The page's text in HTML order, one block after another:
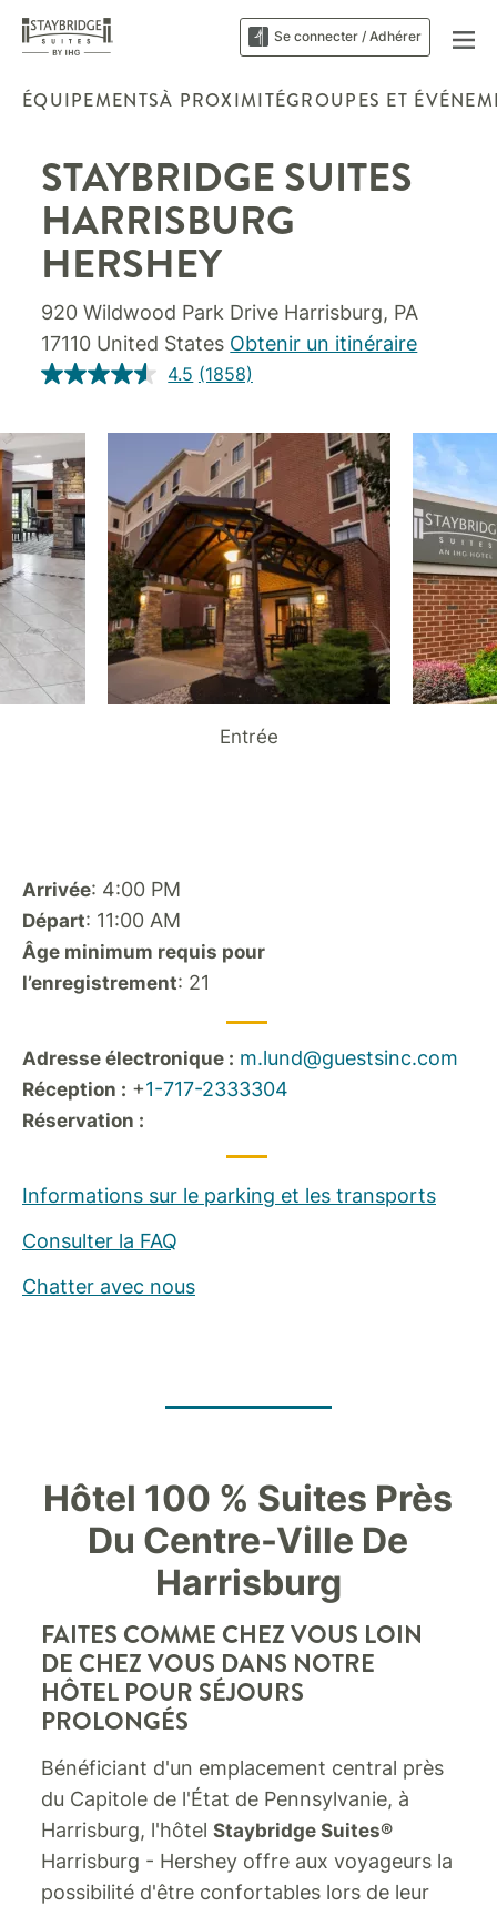
Se connecter / Adhérer
ÉQUIPEMENTSÀ PROXIMITÉGROUPES ET
STAYBRIDGE SUITES
HARRISBURG
HERSHEY
920 Wildwood Park Drive Harrisburg, PA
17110 United States Obtenir un itinéraire
4.5 (1858)
Entrée
Arrivée: 4:00 PM
Départ: 11:00 AM
Âge minimum requis pour
l’enregistrement: 21
Adresse électronique : m.lund@guestsinc.com
Réception : +1-717-2333304
Réservation :
Informations sur le parking et les transports
Consulter la FAQ
Chatter avec nous
Hôtel 100 % Suites Près
Du Centre-Ville De
Harrisburg
FAITES COMME CHEZ VOUS LOIN
DE CHEZ VOUS DANS NOTRE
HÔTEL POUR SÉJOURS
PROLONGÉS
Bénéficiant d'un emplacement central près
du Capitole de l'État de Pennsylvanie, à
Harrisburg, l'hôtelStaybridge Suites®
Harrisburg - Hershey offre aux voyageurs la
possibilité d'être confortables lors de leur